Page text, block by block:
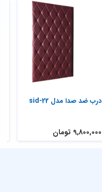
درب ضد صدا مدل sid-22
9,800,000 تومان